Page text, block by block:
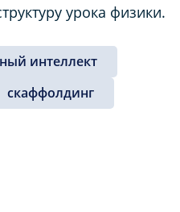
урока физики.
интеллект
скаффолдинг